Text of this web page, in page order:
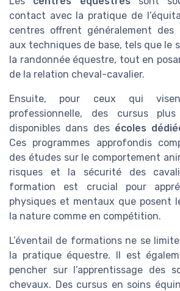
contact avec la pratique de
centres offrent généralement
aux techniques de base, tels que le
la randonnée équestre, tout en
de la relation cheval-cavalier.
Ensuite, pour ceux qui
professionnelle, des cursus
disponibles dans des écoles
Ces programmes approfondis
des études sur le comportement
risques et la sécurité des
formation est crucial pour
physiques et mentaux que posent
la nature comme en compétition.
L’éventail de formations ne se
la pratique équestre. Il est
pencher sur l’apprentissage des
chevaux. Des cursus en soins